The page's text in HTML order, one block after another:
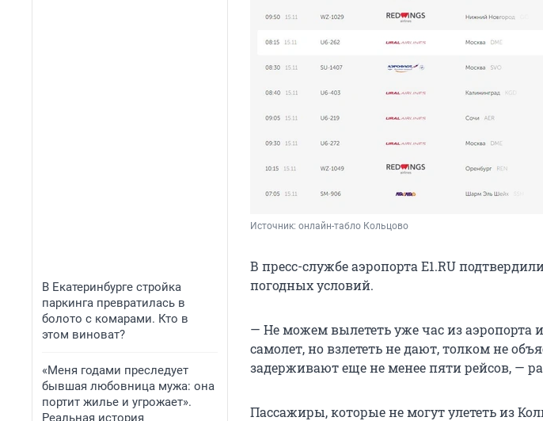
В Екатеринбурге стройка
паркинга превратилась в
болото с комарами. Кто в
этом виноват?
«Меня годами преследует
бывшая любовница мужа: она
портит жилье и угрожает».
Реальная история
Источник: онлайн-табло Кольцово
В пресс-службе аэропорта E1.RU
погодных условий.
— Не можем вылететь уже час из аэропорта
самолет, но взлететь не дают, толком не
задерживают еще не менее пяти рейсов, —
Пассажиры, которые не могут улететь из